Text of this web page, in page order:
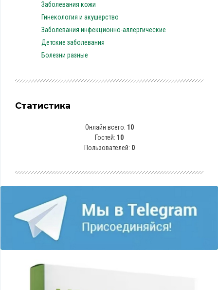
Заболевания кожи
Гинекология и акушерство
Заболевания инфекционно-аллергические
Детские заболевания
Болезни разные
Статистика
Онлайн всего: 10
Гостей: 10
Пользователей: 0